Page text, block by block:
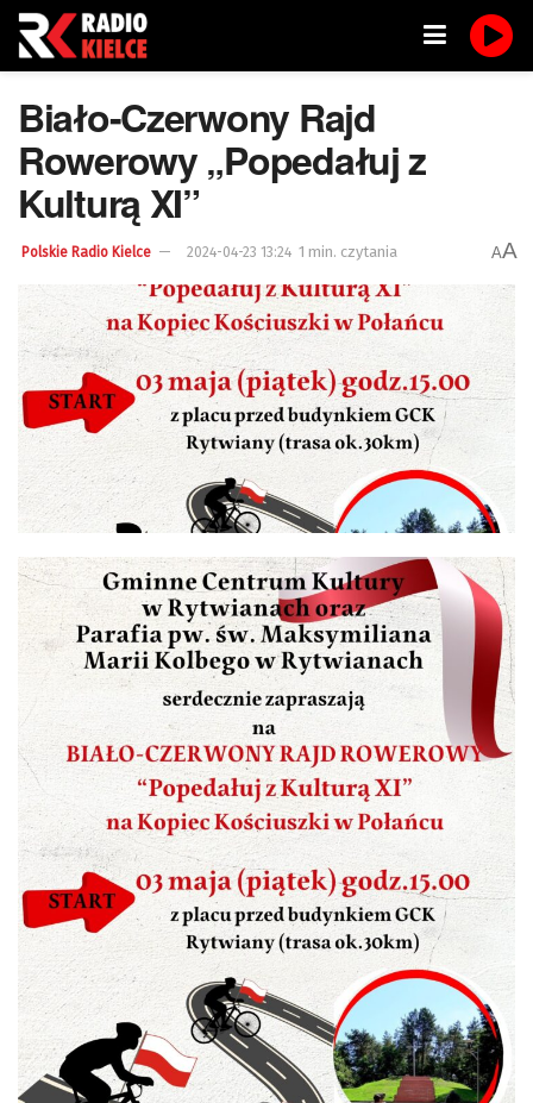
Biało-Czerwony Rajd
Rowerowy „Popedałuj z
Kulturą XI”
Polskie Radio Kielce 2024-04-23 13:24 1 min. czytania AA